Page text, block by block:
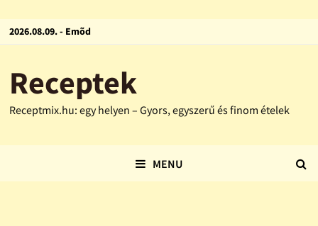
2026.08.09. - Emõd
Receptek
Receptmix.hu: egy helyen – Gyors, egyszerű és finom ételek
MENU